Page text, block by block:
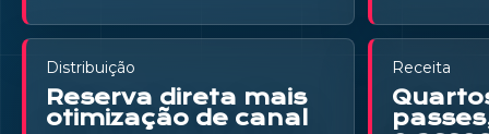
Distribuição
Reserva direta mais
otimização de canal
Receita